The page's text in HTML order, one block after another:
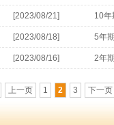
[2023/08/21] 10年
[2023/08/18] 5年
[2023/08/16] 2年
上一页 1 2 3 下一页